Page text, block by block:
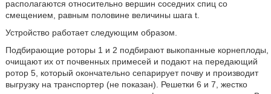
располагаются относительно вершин соседних спиц со
смещением, равным половине величины шага t.
Устройство работает следующим образом.
Подбирающие роторы 1 и 2 подбирают выкопанные корнеплоды,
очищают их от почвенных примесей и подают на передающий
ротор 5, который окончательно сепарирует почву и производит
выгрузку на транспортер (не показан). Решетки 6 и 7, жестко